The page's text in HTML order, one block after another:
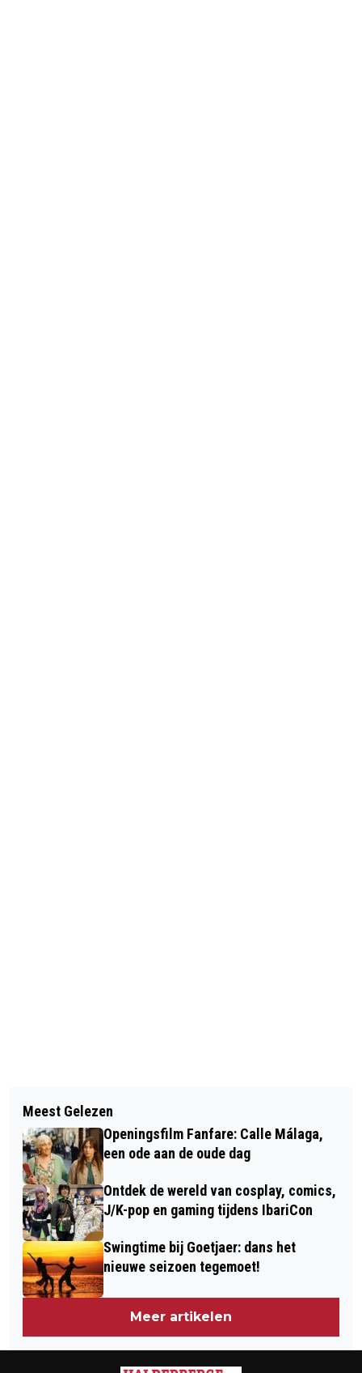
OPLICHTING EN DIEFSTAL DOOR
NEPAGENT IN OUDENBOSCH - WIE IS
DEZE VROUW? (VIDEO)
VROUWEN BETALEN JAARLIJKS € 25,-
MEER VOOR HUN ZORGVERZEKERING
Meest Gelezen
Openingsfilm Fanfare: Calle Málaga,
een ode aan de oude dag
Ontdek de wereld van cosplay, comics,
J/K-pop en gaming tijdens IbariCon
Swingtime bij Goetjaer: dans het
nieuwe seizoen tegemoet!
Meer artikelen